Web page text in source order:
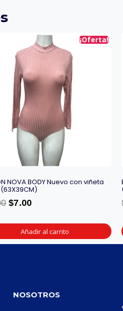
¡Oferta!
NOVA BODY Nuevo con viñeta
$7.00
Añadir al carrito
NOSOTROS